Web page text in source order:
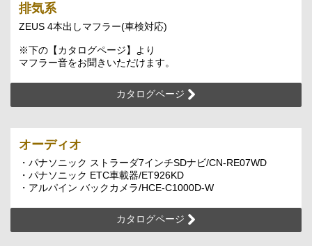
排気系
ZEUS 4本出しマフラー(車検対応)
※下の【カタログページ】より
マフラー音をお聞きいただけます。
カタログページ
オーディオ
・パナソニック ストラーダ7インチSDナビ/CN-RE07WD
・パナソニック ETC車載器/ET926KD
・アルパイン バックカメラ/HCE-C1000D-W
カタログページ